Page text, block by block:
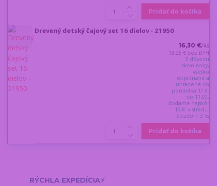
Pridať do košíka
Drevený detský čajový set 16 dielov - 21950
16,30 €/ks
13,25 € bez DPH
Z dôvodu
dovolenky,
všetko
objednané a
uhradené do
pondelka 17.8.
do 11:00,
dodáme najskôr
19.8. v stredu.
Skladom 3 ks
Pridať do košíka
RÝCHLA EXPEDÍCIA⚡